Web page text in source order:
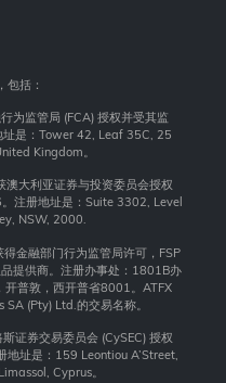
包括：
为监管局 (FCA) 授权并受其监
是：Tower 42, Leaf 35C, 25
Kingdom。
大利亚证券与投资委员会授权
注册地址是：Suite 3302, Level
NSW, 2000.
金融部门行为监管局许可，FSP
提供商。注册办事处：1801B办
普敦，西开普省8001。ATFX
(Pty) Ltd.的交易名称。
证券交易委员会 (CySEC) 授权
址是：159 Leontiou A’Street,
Cyprus。